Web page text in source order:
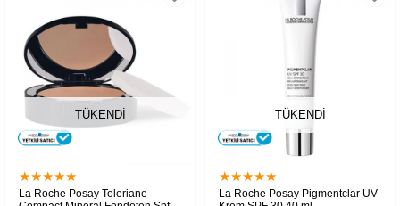
TÜKENDI
★★★★★
La Roche Posay Toleriane
TÜKENDI
★★★★★
La Roche Posay Pigmentclar UV